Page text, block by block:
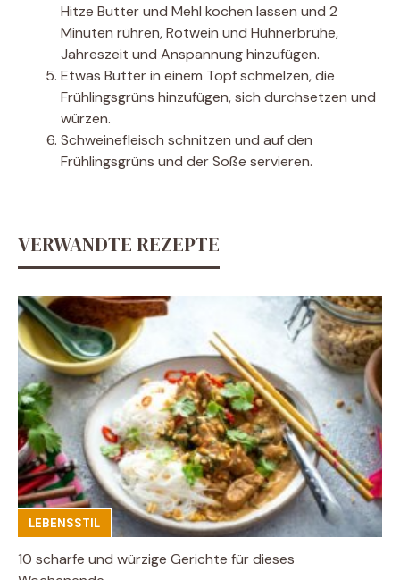
Hitze Butter und Mehl kochen lassen und 2
Minuten rühren, Rotwein und Hühnerbrühe,
Jahreszeit und Anspannung hinzufügen.
Etwas Butter in einem Topf schmelzen, die
Frühlingsgrüns hinzufügen, sich durchsetzen und
würzen.
Schweinefleisch schnitzen und auf den
Frühlingsgrüns und der Soße servieren.
VERWANDTE REZEPTE
LEBENSSTIL
10 scharfe und würzige Gerichte für dieses